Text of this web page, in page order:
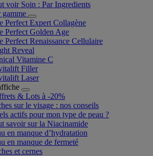
voir Soin : Par Ingredients
gamme
Perfect Expert Collagène
Perfect Golden Age
Perfect Renaissance Cellulaire
Reveal
Vitamine C
Filler
Laser
& Lots à -20%
sur le visage : nos conseils
actifs pour mon type de peau ?
savoir sur la Niacinamide​
en manque d’hydratation
en manque de fermeté
et cernes